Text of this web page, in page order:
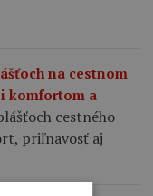
na cestnom
komfortom a
cestného
priľnavosť aj